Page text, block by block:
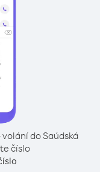
volání do Saúdská
číslo